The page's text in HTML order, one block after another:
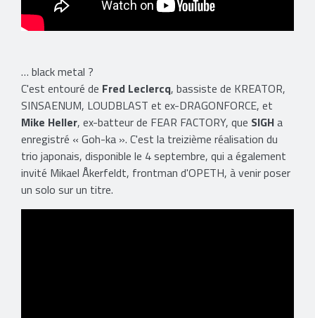
… black metal ?
C'est entouré de Fred Leclercq, bassiste de KREATOR,
SINSAENUM, LOUDBLAST et ex-DRAGONFORCE, et
Mike Heller, ex-batteur de FEAR FACTORY, que SIGHa
enregistré « Goh-ka ». C'est la treizième réalisation du
trio japonais, disponible le 4 septembre, qui a également
invité Mikael Åkerfeldt, frontman d'OPETH, à venir poser
un solo sur un titre.